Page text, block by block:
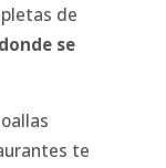
de
se
te